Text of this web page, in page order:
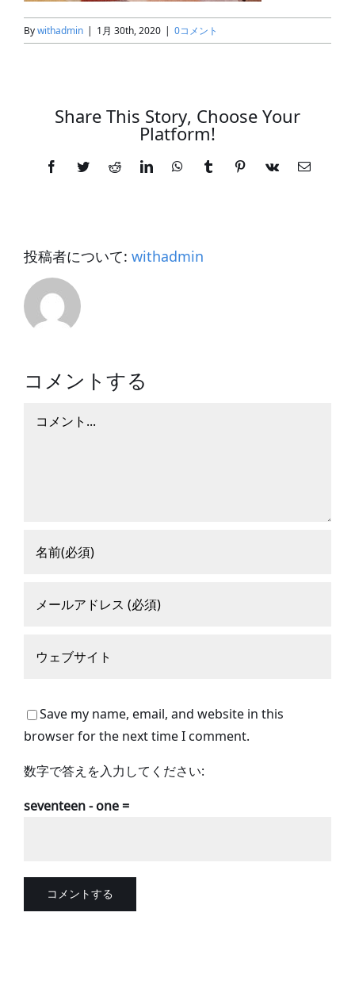
Bywithadmin | 1月 30th, 2020 | 0コメント
Share This Story, Choose Your
Platform!
FacebookTwitterRedditLinkedInWhatsAppTumblrPinterest
Vk
電
投稿者について: withadmin
コメントする
Save my name, email, and website in this
browser for the next time I comment.
数字で答えを入力してください:
seventeen − one =